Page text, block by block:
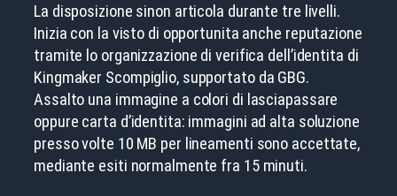
La disposizione sinon articola durante tre livelli.
Inizia con la visto di opportunita anche reputazione
tramite lo organizzazione di verifica dell’identita di
Kingmaker Scompiglio, supportato da GBG.
Assalto una immagine a colori di lasciapassare
oppure carta d’identita: immagini ad alta soluzione
presso volte 10 MB per lineamenti sono accettate,
mediante esiti normalmente fra 15 minuti.